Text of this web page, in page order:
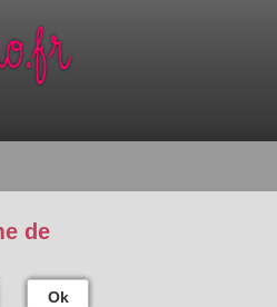
de
Ok